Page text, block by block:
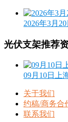
2026年3月
光伏支架推荐
09月10日上
关于我们
约稿/商务合
联系我们